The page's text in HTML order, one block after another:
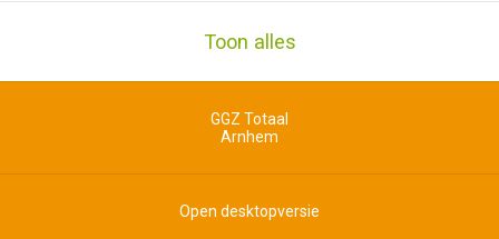
Toon alles
GGZ Totaal
Arnhem
Open desktopversie